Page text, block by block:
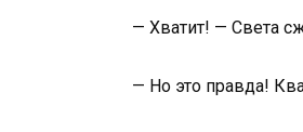
— Хватит! — Света
— Но это правда!